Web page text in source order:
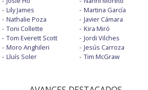
Lily James
Nathalie Poza
Toni Collette
Tom Everett Scott
Moro Anghileri
Lluís Soler
Martina García
Javier Cámara
Kira Miró
Jordi Vilches
Jesús Carroza
Tim McGraw